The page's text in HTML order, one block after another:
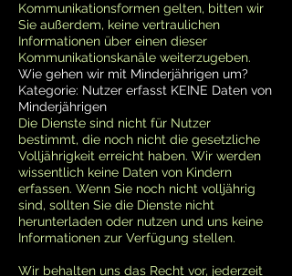
Kommunikationsformen gelten, bitten wir
Sie außerdem, keine vertraulichen
Informationen über einen dieser
Kommunikationskanäle weiterzugeben.
Wie gehen wir mit Minderjährigen um?
Kategorie: Nutzer erfasst KEINE Daten von
Minderjährigen
Die Dienste sind nicht für Nutzer
bestimmt, die noch nicht die gesetzliche
Volljährigkeit erreicht haben. Wir werden
wissentlich keine Daten von Kindern
erfassen. Wenn Sie noch nicht volljährig
sind, sollten Sie die Dienste nicht
herunterladen oder nutzen und uns keine
Informationen zur Verfügung stellen.
Wir behalten uns das Recht vor, jederzeit